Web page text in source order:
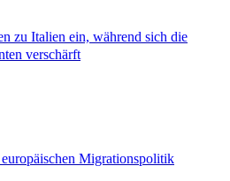
zu Italien ein, während sich die
verschärft
Migrationspolitik